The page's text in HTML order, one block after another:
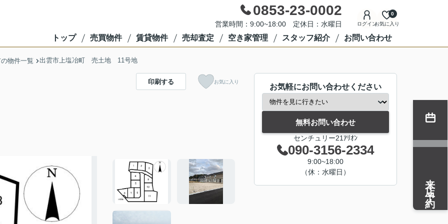
0853-23-0002
営業時間：9:00~18:00 定休日：水曜日 ログインお気に入り
0
トップ 売買物件 賃貸物件 売却査定 空き家管理 スタッフ紹介 お問い合わせ
物件一覧 出雲市上塩冶町 売土地 11号地
印刷する お気に入り
お気軽にお問い合わせください
無料お問い合わせ
センチュリー21ｱﾘｵﾝ
090-3156-2334
9:00~18:00
（休：水曜日）
来店予約